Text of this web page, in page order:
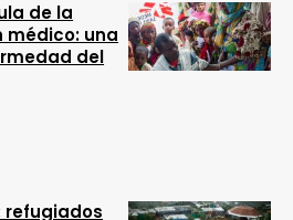
de la
médico: una
del
refugiados